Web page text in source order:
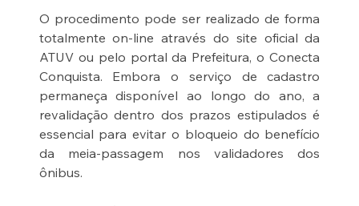
O procedimento pode ser realizado de forma
totalmente on-line através do site oficial da
ATUV ou pelo portal da Prefeitura, o Conecta
Conquista. Embora o serviço de cadastro
permaneça disponível ao longo do ano, a
revalidação dentro dos prazos estipulados é
essencial para evitar o bloqueio do benefício
da meia-passagem nos validadores dos
ônibus.